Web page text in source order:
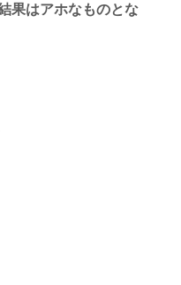
果はアホなものとな